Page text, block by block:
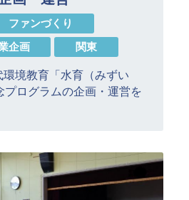
ファンづくり
企画
関東
境教育「水育（みずい
プログラムの企画・運営を